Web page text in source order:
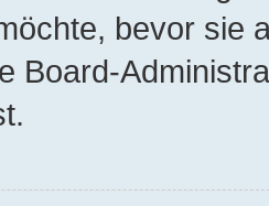
bevor sie
Board-